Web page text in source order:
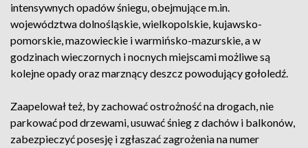
intensywnych opadów śniegu, obejmujące m.in.
województwa dolnośląskie, wielkopolskie, kujawsko-
pomorskie, mazowieckie i warmińsko-mazurskie, a w
godzinach wieczornych i nocnych miejscami możliwe są
kolejne opady oraz marznący deszcz powodujący gołoledź.
Zaapelował też, by zachować ostrożność na drogach, nie
parkować pod drzewami, usuwać śnieg z dachów i balkonów,
zabezpieczyć posesję i zgłaszać zagrożenia na numer